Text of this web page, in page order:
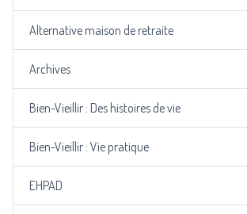
Alternative maison de retraite
Archives
Bien-Vieillir : Des histoires de vie
Bien-Vieillir : Vie pratique
EHPAD